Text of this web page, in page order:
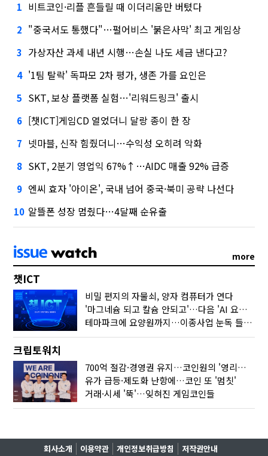
1 비트코인·리플 흔들릴 때 이더리움만 버텼다
2 "중국서도 통했다"…펄어비스 '붉은사막' 최고 게임상
3 가상자산 과세 내년 시행…손실 나도 세금 낸다고?
4 '1팀 탈락' 독파모 2차 평가, 생존 가를 요인은
5 SKT, 보상 플랫폼 실험…'리워드링크' 출시
6 [챗ICT]게임CD 열었더니 달랑 종이 한 장
7 넷마블, 신작 힘줬더니…수익성 오히려 악화
8 SKT, 2분기 영업익 67%↑…AIDC 매출 92% 급증
9 엔씨 효자 '아이온', 국내 넘어 중국·북미 공략 나선다
10 알뜰폰 성장 멈췄다…4달째 순유출
more
챗ICT
비밀 편지의 자물쇠, 양자 컴퓨터가 연다
'마그네슘 되고 칼슘 안되고'…다음 'AI 요약' 갈 길은
테마파크에 요양원까지…이종사업 눈독 들이는 게임사
크립토워치
700억 절감·경영권 유지…코인원의 '영리한 딜'
유가 급등·제도화 난항에…코인 또 '멈칫'
거래·시세 '뚝'…잊혀진 게임코인들
회사소개 이용약관 개인정보취급방침 저작권안내